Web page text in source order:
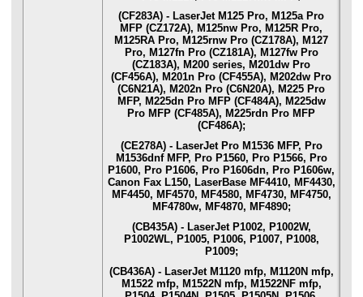
(CF283A) - LaserJet M125 Pro, M125a Pro
MFP (CZ172A), M125nw Pro, M125R Pro,
M125RA Pro, M125rnw Pro (CZ178A), M127
Pro, M127fn Pro (CZ181A), M127fw Pro
(CZ183A), M200 series, M201dw Pro
(CF456A), M201n Pro (CF455A), M202dw Pro
(C6N21A), M202n Pro (C6N20A), M225 Pro
MFP, M225dn Pro MFP (CF484A), M225dw
Pro MFP (CF485A), M225rdn Pro MFP
(CF486A);
(CE278A) - LaserJet Pro M1536 MFP, Pro
M1536dnf MFP, Pro P1560, Pro P1566, Pro
P1600, Pro P1606, Pro P1606dn, Pro P1606w,
Canon Fax L150, LaserBase MF4410, MF4430,
MF4450, MF4570, MF4580, MF4730, MF4750,
MF4780w, MF4870, MF4890;
(CB435A) - LaserJet P1002, P1002W,
P1002WL, P1005, P1006, P1007, P1008,
P1009;
(CB436A) - LaserJet M1120 mfp, M1120N mfp,
M1522 mfp, M1522N mfp, M1522NF mfp,